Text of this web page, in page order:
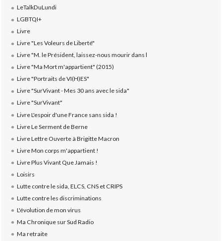
LeTalkDuLundi
LGBTQI+
Livre
Livre "Les Voleurs de Liberté"
Livre "M. le Président, laissez-nous mourir dans l
Livre "Ma Mort m'appartient" (2015)
Livre "Portraits de VI(H)ES"
Livre "SurVivant - Mes 30 ans avec le sida"
Livre "SurVivant"
Livre L'espoir d'une France sans sida !
Livre Le Serment de Berne
Livre Lettre Ouverte à Brigitte Macron
Livre Mon corps m'appartient !
Livre Plus Vivant Que Jamais !
Loisirs
Lutte contre le sida, ELCS, CNS et CRIPS
Lutte contre les discriminations
L'évolution de mon virus
Ma Chronique sur Sud Radio
Ma retraite